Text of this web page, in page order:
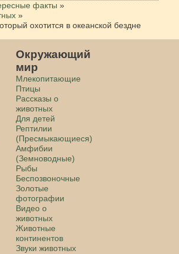
факты »
»
охотится в океанской бездне
Окружающий
мир
Млекопитающие
Птицы
Рассказы о
животных
Для детей
Рептилии
(Пресмыкающиеся)
Амфибии
(Земноводные)
Рыбы
Беспозвоночные
Золотые
фотографии
Видео о
животных
Животные
континентов
Звуки животных